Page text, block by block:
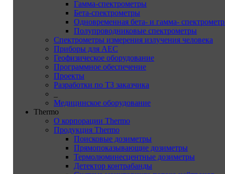
Гамма-спектрометры
Бета-спектрометры
Одновременная бета- и гамма-
Полупроводниковые спектрометры
Спектрометры измерения излучения человека
Приборы для АЕС
Геофизическое оборудование
Программное обеспечение
Проекты
Разработки по ТЗ заказчика
Медицинское оборудование
Thermo
О корпорации Thermo
Продукция Thermo
Поисковые дозиметры
Прямопоказывающие дозиметры
Термолюминесцентные дозиметры
Детектор контрабанды